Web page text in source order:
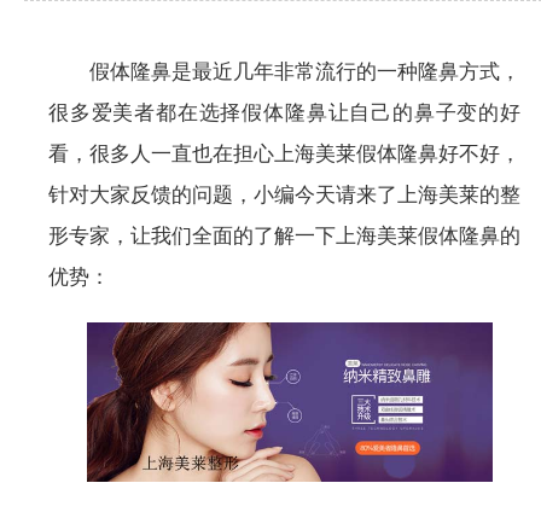
假体隆鼻是最近几年非常流行的一种隆鼻方式，
很多爱美者都在选择假体隆鼻让自己的鼻子变的好
看，很多人一直也在担心上海美莱假体隆鼻好不好，
针对大家反馈的问题，小编今天请来了上海美莱的整
形专家，让我们全面的了解一下上海美莱假体隆鼻的
优势：